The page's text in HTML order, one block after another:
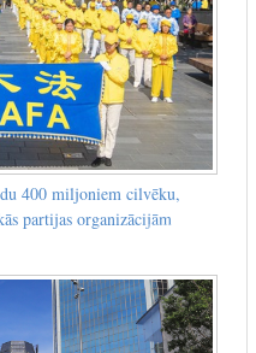
400 miljoniem cilvēku,
partijas organizācijām